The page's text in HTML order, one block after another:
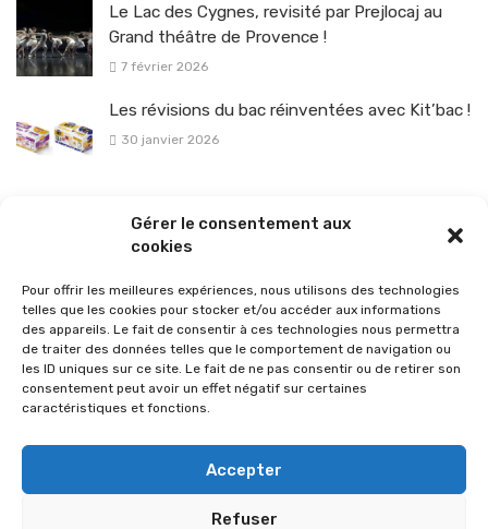
Gérer le consentement aux
cookies
Pour offrir les meilleures expériences, nous utilisons des technologies
telles que les cookies pour stocker et/ou accéder aux informations
des appareils. Le fait de consentir à ces technologies nous permettra
de traiter des données telles que le comportement de navigation ou
les ID uniques sur ce site. Le fait de ne pas consentir ou de retirer son
consentement peut avoir un effet négatif sur certaines
caractéristiques et fonctions.
Accepter
Refuser
Le Lac des Cygnes, revisité par Prejlocaj au
Grand théâtre de Provence !
7 février 2026
Les révisions du bac réinventées avec Kit’bac !
30 janvier 2026